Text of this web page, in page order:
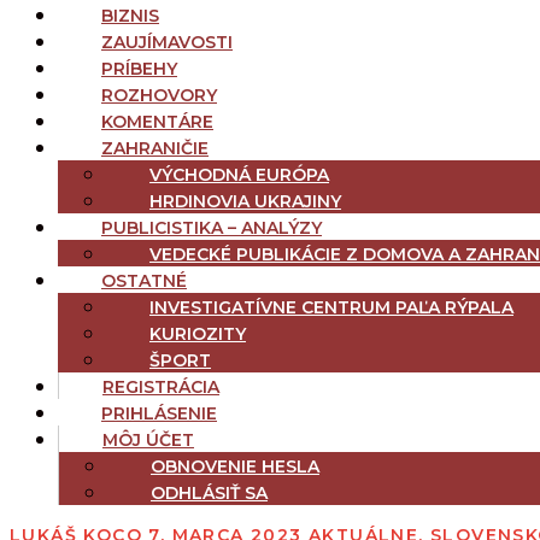
BIZNIS
ZAUJÍMAVOSTI
PRÍBEHY
ROZHOVORY
KOMENTÁRE
ZAHRANIČIE
VÝCHODNÁ EURÓPA
HRDINOVIA UKRAJINY
PUBLICISTIKA – ANALÝZY
VEDECKÉ PUBLIKÁCIE Z DOMOVA A
OSTATNÉ
INVESTIGATÍVNE CENTRUM PAĽA RÝPALA
KURIOZITY
ŠPORT
REGISTRÁCIA
PRIHLÁSENIE
MÔJ ÚČET
OBNOVENIE HESLA
ODHLÁSIŤ SA
LUKÁŠ KOCO 7. MARCA 2023 AKTUÁLNE,